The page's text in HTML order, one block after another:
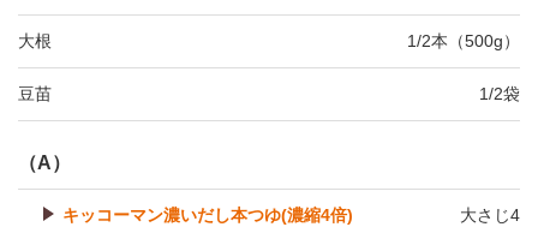
大根 1/2本（500g）
豆苗 1/2袋
（A）
キッコーマン濃いだし本つゆ(濃縮4倍) 大さじ4